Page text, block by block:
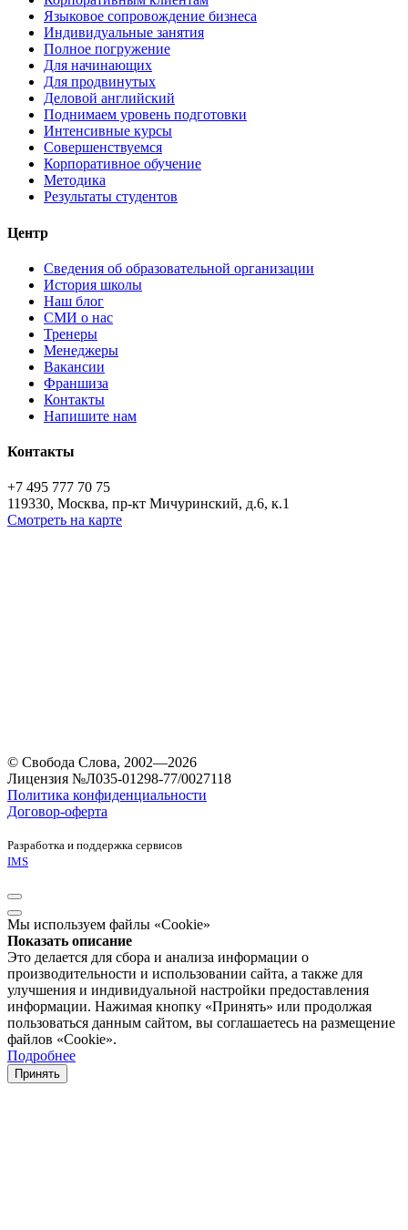
Языковое сопровождение бизнеса
Индивидуальные занятия
Полное погружение
Для начинающих
Для продвинутых
Деловой английский
Поднимаем уровень подготовки
Интенсивные курсы
Совершенствуемся
Корпоративное обучение
Методика
Результаты студентов
Центр
Сведения об образовательной организации
История школы
Наш блог
СМИ о нас
Тренеры
Менеджеры
Вакансии
Франшиза
Контакты
Напишите нам
Контакты
+7 495 777 70 75
119330, Москва, пр-кт Мичуринский, д.6, к.1
Смотреть на карте
© Свобода Слова, 2002—2026
Лицензия №Л035-01298-77/0027118
Политика конфиденциальности
Договор-оферта
Разработка и поддержка сервисов
IMS
Мы используем файлы «Cookie»
Показать описание
Это делается для сбора и анализа информации о
производительности и использовании сайта, а также для
улучшения и индивидуальной настройки предоставления
информации. Нажимая кнопку «Принять» или продолжая
пользоваться данным сайтом, вы соглашаетесь на размещение
файлов «Cookie».
Подробнее
Принять